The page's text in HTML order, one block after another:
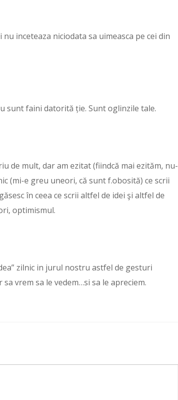
inceteaza niciodata sa uimeasca pe cei din
sunt faini datorită ție. Sunt oglinzile tale.
de mult, dar am ezitat (fiindcă mai ezităm, nu-
(mi-e greu uneori, că sunt f.obosită) ce scrii
în ceea ce scrii altfel de idei şi altfel de
optimismul.
zilnic in jurul nostru astfel de gesturi
vrem sa le vedem…si sa le apreciem.